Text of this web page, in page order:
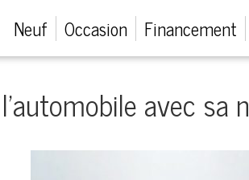
Neuf Occasion Financement
avec sa